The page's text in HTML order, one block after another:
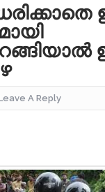
A Reply